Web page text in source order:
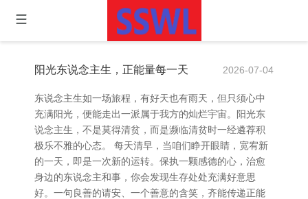
阳光东说念主生，正能量每一天 2026-07-04
东说念主生如一场旅程，有好天也有雨天，但只须心中
充满阳光，便能走出一派属于我方的灿烂宇宙。阳光东
说念主生，不是莫得清贫，而是濒临清贫时一经遴荐积
极乐不雅的心态。 每天清早，当咱们睁开眼睛，宽宥新
的一天，即是一次新的运转。保执一颗感德的心，治愈
身边的东说念主和事，你会发现生存处处充满好意思
好。一句良善的请安、一个善意的含笑，齐能传递正能